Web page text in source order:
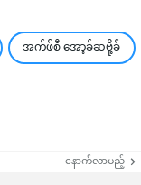
အက်ဖ်စီ အော့ခ်ဆဗို့ခ်
နောက်လာမည့်